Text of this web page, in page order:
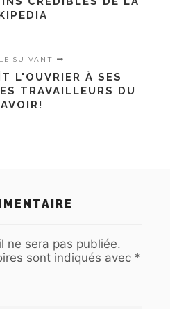
SUIVANT
L'OUVRIER À SES
TRAVAILLEURS DU
ne sera pas publiée.
sont indiqués avec *